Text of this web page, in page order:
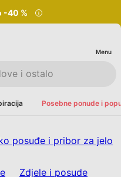
-40 %
Menu
Posebne ponude i
posuđe i pribor za jelo
Zdjele i posude